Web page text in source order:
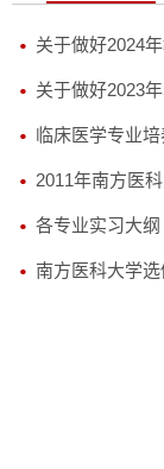
关于做好2024
关于做好2023
临床医学专业
2011年南方医
各专业实习大
南方医科大学